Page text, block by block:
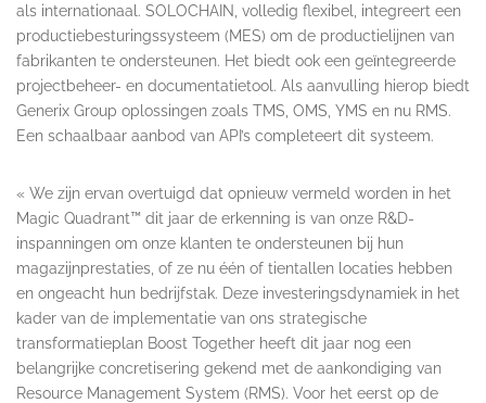
als internationaal. SOLOCHAIN, volledig flexibel, integreert een
productiebesturingssysteem (MES) om de productielijnen van
fabrikanten te ondersteunen. Het biedt ook een geïntegreerde
projectbeheer- en documentatietool. Als aanvulling hierop biedt
Generix Group oplossingen zoals TMS, OMS, YMS en nu RMS.
Een schaalbaar aanbod van API’s completeert dit systeem.
« We zijn ervan overtuigd dat opnieuw vermeld worden in het
Magic Quadrant™ dit jaar de erkenning is van onze R&D-
inspanningen om onze klanten te ondersteunen bij hun
magazijnprestaties, of ze nu één of tientallen locaties hebben
en ongeacht hun bedrijfstak. Deze investeringsdynamiek in het
kader van de implementatie van ons strategische
transformatieplan Boost Together heeft dit jaar nog een
belangrijke concretisering gekend met de aankondiging van
Resource Management System (RMS). Voor het eerst op de